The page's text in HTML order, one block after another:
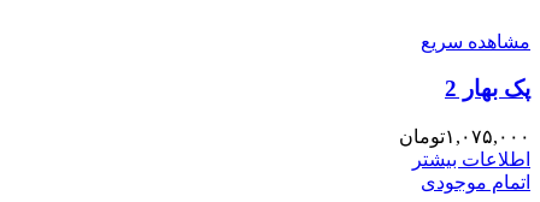
مشاهده سریع
پک بهار 2
۱,۰۷۵,۰۰۰تومان
اطلاعات بیشتر
اتمام موجودی